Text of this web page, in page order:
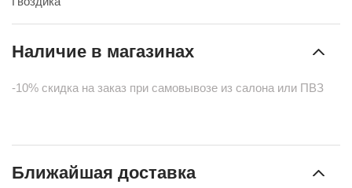
Наличие в магазинах
-10% скидка на заказ при самовывозе из салона или ПВЗ
Ближайшая доставка